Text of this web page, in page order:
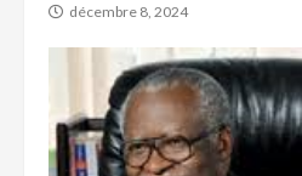
décembre 8, 2024